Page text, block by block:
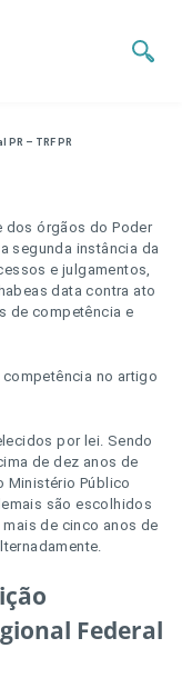
– TRF PR
dos órgãos do Poder
segunda instância da
e julgamentos,
data contra ato
de competência e
no artigo
por lei. Sendo
de dez anos de
Ministério Público
são escolhidos
de cinco anos de
Federal